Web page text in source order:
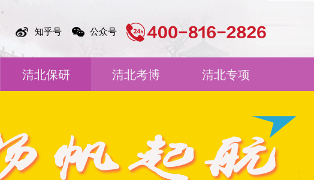
知乎号 公众号
清北保研 清北考博 清北专项